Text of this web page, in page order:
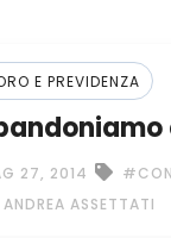
E PREVIDENZA
27, 2014
ASSETTATI